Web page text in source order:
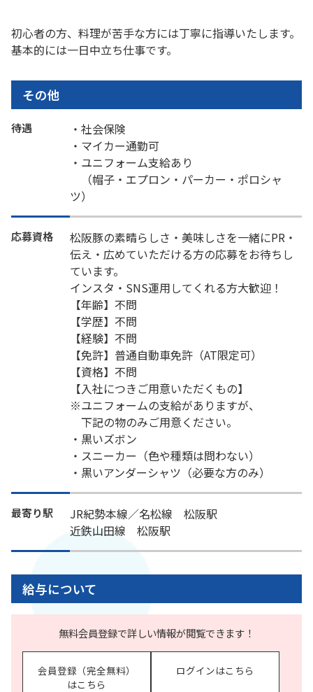
初心者の方、料理が苦手な方には丁寧に指導いたします。
基本的には一日中立ち仕事です。
その他
待遇
・社会保険
・マイカー通勤可
・ユニフォーム支給あり
（帽子・エプロン・パーカー・ポロシャ
ツ）
応募資格
松阪豚の素晴らしさ・美味しさを一緒にPR・
伝え・広めていただける方の応募をお待ちし
ています。
インスタ・SNS運用してくれる方大歓迎！
【年齢】不問
【学歴】不問
【経験】不問
【免許】普通自動車免許（AT限定可）
【資格】不問
【入社につきご用意いただくもの】
※ユニフォームの支給がありますが、
下記の物のみご用意ください。
・黒いズボン
・スニーカー（色や種類は問わない）
・黒いアンダーシャツ（必要な方のみ）
最寄り駅
JR紀勢本線／名松線 松阪駅
近鉄山田線 松阪駅
給与について
無料会員登録で詳しい情報が閲覧できます！
会員登録（完全無料）
はこちら
ログインはこちら